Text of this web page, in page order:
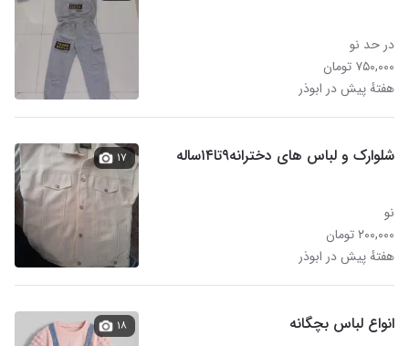
در حد نو
۷۵۰,۰۰۰ تومان
هفتهٔ پیش در ابوذر
شلوارک و لباس های دخترانه۹تا۱۴ساله
نو
۲۰۰,۰۰۰ تومان
هفتهٔ پیش در ابوذر
۱۷
انواع لباس بچگانه ۱۸